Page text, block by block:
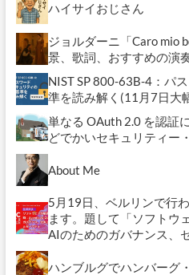
ハイサイおじさん
ジョルダーニ「Caro mio
景、歌詞、おすすめの演
NIST SP 800-63B-4：パ
準を読み解く(11月7日大
単なる OAuth 2.0 を認証
どでかいセキュリティー
About Me
5月19日、ベルリンで行
ます。題して「ソフトウ
AIのためのガバナンス、
ハンブルグでハンバーグ